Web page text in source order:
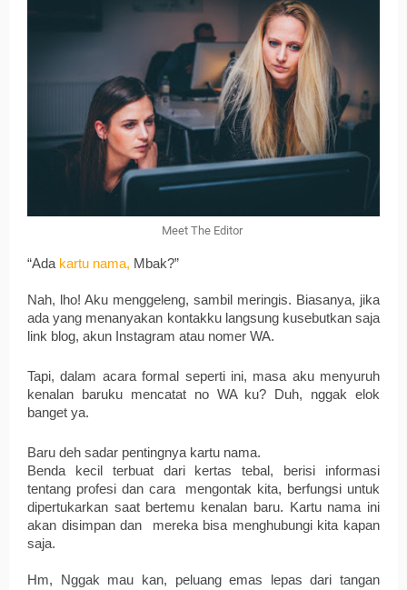
Meet The Editor
“Ada kartu nama, Mbak?”
Nah, lho! Aku menggeleng, sambil meringis. Biasanya, jika
ada yang menanyakan kontakku langsung kusebutkan saja
link blog, akun Instagram atau nomer WA.
Tapi, dalam acara formal seperti ini, masa aku menyuruh
kenalan baruku mencatat no WA ku? Duh, nggak elok
banget ya.
Baru deh sadar pentingnya kartu nama.
Benda kecil terbuat dari kertas tebal, berisi informasi
tentang profesi dan cara  mengontak kita, berfungsi untuk
dipertukarkan saat bertemu kenalan baru. Kartu nama ini
akan disimpan dan  mereka bisa menghubungi kita kapan
saja.
Hm, Nggak mau kan, peluang emas lepas dari tangan